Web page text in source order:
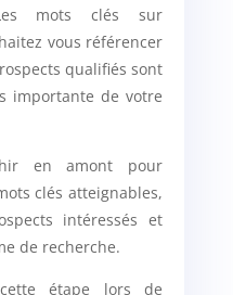
mots clés sur
vous référencer
qualifiés sont
importante de votre
en amont pour
clés atteignables,
intéressés et
de recherche.
étape lors de